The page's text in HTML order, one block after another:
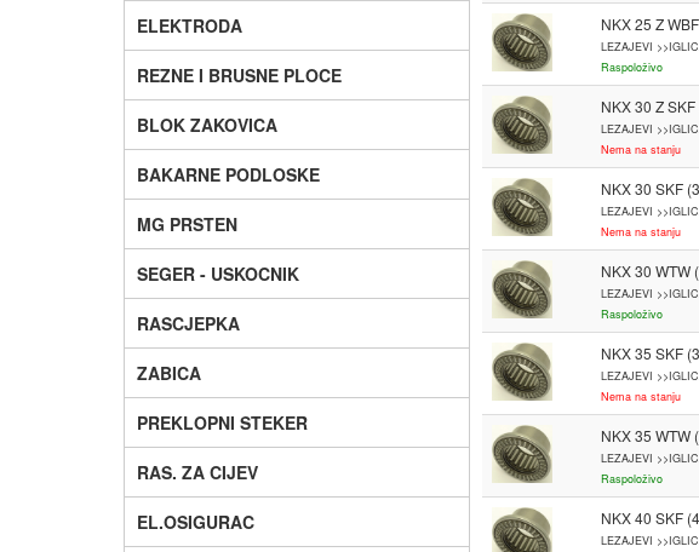
ELEKTRODA
REZNE I BRUSNE PLOCE
BLOK ZAKOVICA
BAKARNE PODLOSKE
MG PRSTEN
SEGER - USKOCNIK
RASCJEPKA
ZABICA
PREKLOPNI STEKER
RAS. ZA CIJEV
EL.OSIGURAC
NKX 25 Z
LEZAJEVI
Raspoloživo
NKX 30 Z
LEZAJEVI
Nema na stanju
NKX 30 SKF
LEZAJEVI
Nema na stanju
NKX 30 WTW
LEZAJEVI
Raspoloživo
NKX 35 SKF
LEZAJEVI
Nema na stanju
NKX 35 WTW
LEZAJEVI
Raspoloživo
NKX 40 SKF
LEZAJEVI